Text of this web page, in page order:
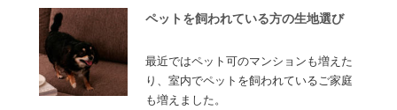
ペットを飼われている方の生地選び
最近ではペット可のマンションも増えた
り、室内でペットを飼われているご家庭
も増えました。